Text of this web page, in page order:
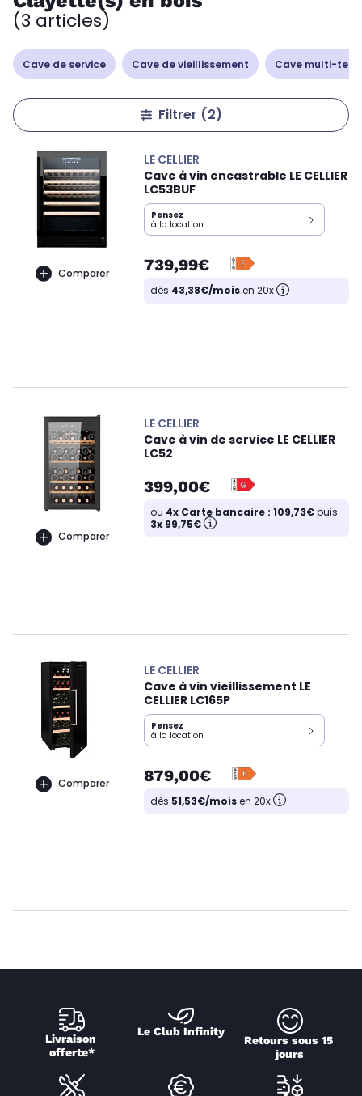
(3 articles)
Cave de service Cave de vieillissement Cave multi-
Filtrer (2)
Comparer
LE CELLIER
Cave à vin encastrable LE CELLIER
LC53BUF
Pensez
à la location
739,99€
dès 43,38€/moisen 20x
Comparer
LE CELLIER
Cave à vin de service LE CELLIER
LC52
399,00€
ou 4x Carte bancaire : 109,73€puis
3x 99,75€
Comparer
LE CELLIER
Cave à vin vieillissement LE
CELLIER LC165P
Pensez
à la location
879,00€
dès 51,53€/moisen 20x
Livraison
offerte*
Le Club Infinity
Retours sous 15
jours